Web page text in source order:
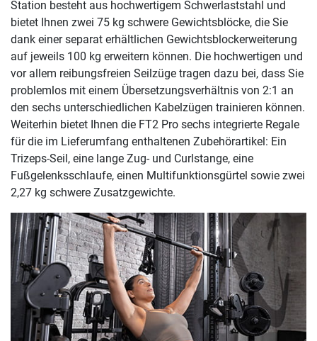
Station besteht aus hochwertigem Schwerlaststahl und
bietet Ihnen zwei 75 kg schwere Gewichtsblöcke, die Sie
dank einer separat erhältlichen Gewichtsblockerweiterung
auf jeweils 100 kg erweitern können. Die hochwertigen und
vor allem reibungsfreien Seilzüge tragen dazu bei, dass Sie
problemlos mit einem Übersetzungsverhältnis von 2:1 an
den sechs unterschiedlichen Kabelzügen trainieren können.
Weiterhin bietet Ihnen die FT2 Pro sechs integrierte Regale
für die im Lieferumfang enthaltenen Zubehörartikel: Ein
Trizeps-Seil, eine lange Zug- und Curlstange, eine
Fußgelenksschlaufe, einen Multifunktionsgürtel sowie zwei
2,27 kg schwere Zusatzgewichte.